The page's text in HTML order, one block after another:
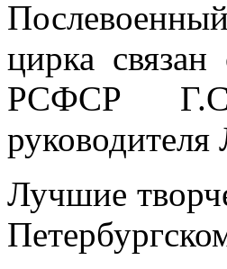
цирка
РСФСР Г.С.
руководителя
Лучшие